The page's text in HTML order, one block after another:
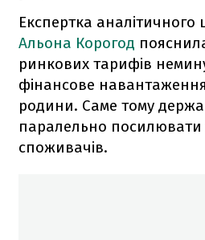
Експертка аналітичного
Альона Корогод
ринкових тарифів
фінансове навантаження
родини. Саме тому
паралельно посилювати
споживачів.